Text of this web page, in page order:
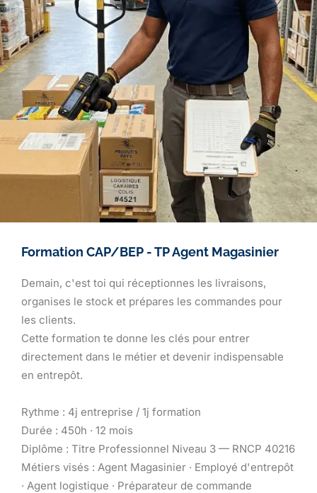
Formation CAP/BEP - TP Agent Magasinier
Demain, c'est toi qui réceptionnes les livraisons,
organises le stock et prépares les commandes pour
les clients.
Cette formation te donne les clés pour entrer
directement dans le métier et devenir indispensable
en entrepôt.
Rythme : 4j entreprise / 1j formation
Durée : 450h · 12 mois
Diplôme : Titre Professionnel Niveau 3 — RNCP 40216
Métiers visés : Agent Magasinier · Employé d'entrepôt
· Agent logistique · Préparateur de commande